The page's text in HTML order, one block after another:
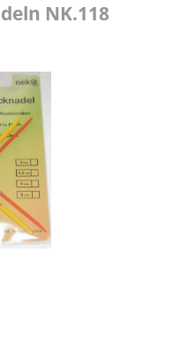
NK.118